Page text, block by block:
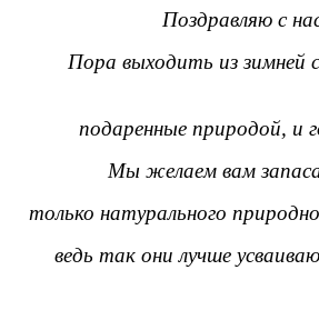
Поздравляю с
Пора выходить из зимней
подаренные природой, и
Мы желаем вам
только натурального
ведь так они лучше